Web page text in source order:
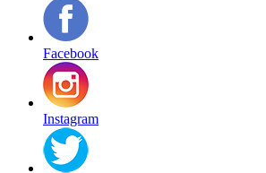
Facebook
Instagram